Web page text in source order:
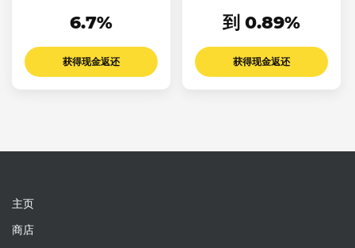
6.7%
获得现金返还
到 0.89%
获得现金返还
主页
商店